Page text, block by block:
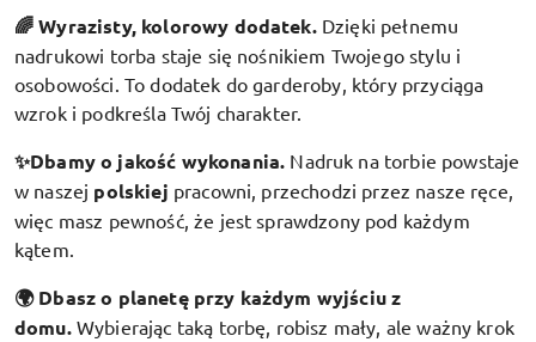
🌈 Wyrazisty, kolorowy dodatek. Dzięki pełnemu
nadrukowi torba staje się nośnikiem Twojego stylu i
osobowości. To dodatek do garderoby, który przyciąga
wzrok i podkreśla Twój charakter.
✨Dbamy o jakość wykonania. Nadruk na torbie powstaje
w naszej polskiej pracowni, przechodzi przez nasze ręce,
więc masz pewność, że jest sprawdzony pod każdym
kątem.
🌍 Dbasz o planetę przy każdym wyjściu z
domu. Wybierając taką torbę, robisz mały, ale ważny krok